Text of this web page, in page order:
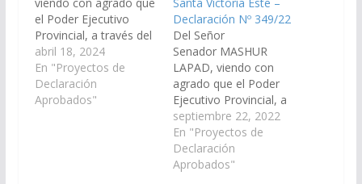
el Poder Ejecutivo
Provincial, a través del
Ministerio de
Educación, Cultura,
Ciencia y Tecnología,
disponga la creación
abril 18, 2024
En "Proyectos de
Declaración
Aprobados"
Declaración Nº 349/22
Del Señor
Senador MASHUR
LAPAD, viendo con
agrado que el Poder
Ejecutivo Provincial, a
través del Ministerio de
Educación, Cultura,
Ciencia y Tecnología,
disponga la creación
septiembre 22, 2022
En "Proyectos de
Declaración
Aprobados"